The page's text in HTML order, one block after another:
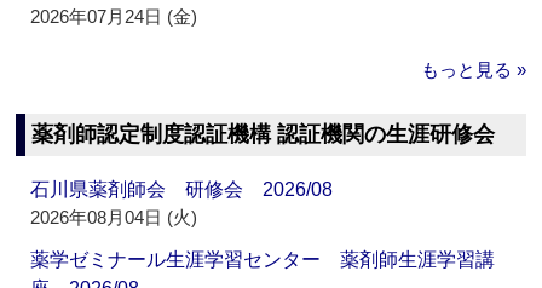
2026年07月24日 (金)
もっと見る »
薬剤師認定制度認証機構 認証機関の生涯研修会
石川県薬剤師会 研修会 2026/08
2026年08月04日 (火)
薬学ゼミナール生涯学習センター 薬剤師生涯学習講